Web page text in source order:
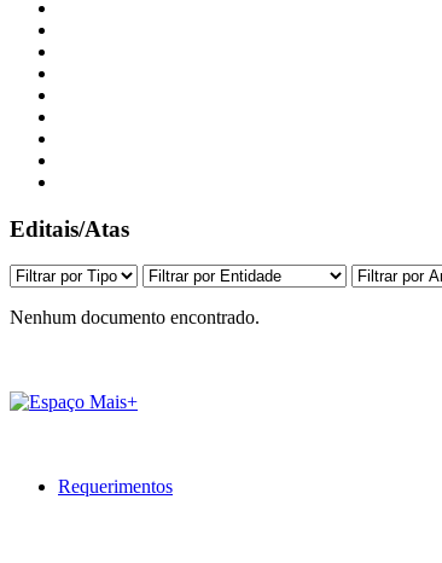
Editais/Atas
Nenhum documento encontrado.
Requerimentos